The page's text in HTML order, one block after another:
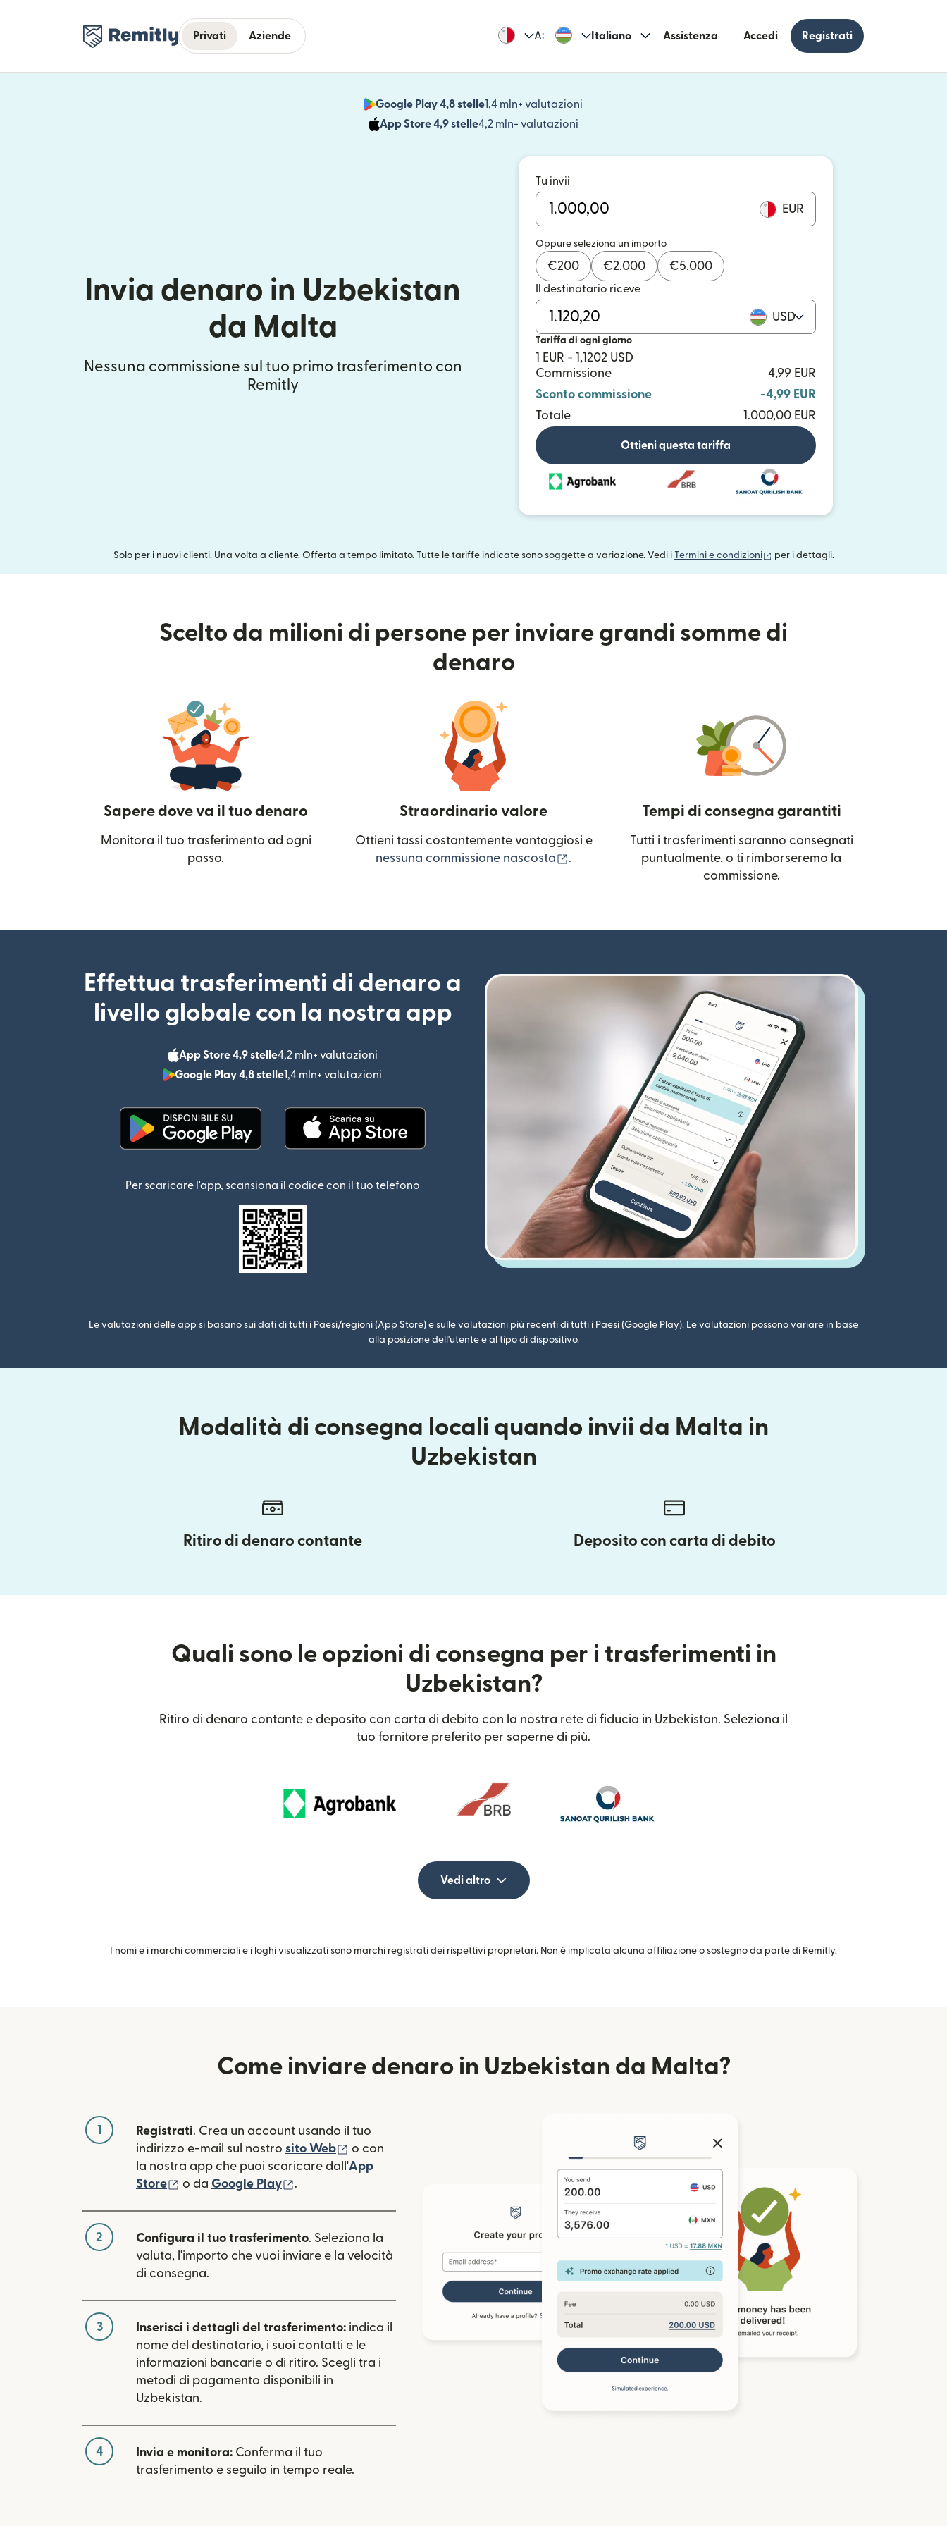
Privati Aziende A: Italiano Assistenza Accedi Registrati
Google Play 4,8 stelle1,4 mln+ valutazioni
App Store 4,9 stelle4,2 mln+ valutazioni
Invia denaro in Uzbekistan
da Malta
Nessuna commissione sul tuo primo trasferimento con
Remitly
Tu invii
EUR
Oppure seleziona un importo
€200 €2.000 €5.000
Il destinatario riceve
USD
Tariffa di ogni giorno
1 EUR = 1,1202 USD
Commissione
4,99 EUR
Sconto commissione
-4,99 EUR
Totale
1.000,00 EUR
Ottieni questa tariffa
Solo per i nuovi clienti. Una volta a cliente. Offerta a tempo limitato. Tutte le tariffe indicate sono soggette a variazione. Vedi i Termini e condizioni (si apre in una nuova finestra)
per i dettagli.
Scelto da milioni di persone per inviare grandi somme di
denaro
Sapere dove va il tuo denaro
Monitora il tuo trasferimento ad ogni
passo.
Straordinario valore
Ottieni tassi costantemente vantaggiosi e
nessuna commissione nascosta
(si apre in una nuova finestra)
.
Tempi di consegna garantiti
Tutti i trasferimenti saranno consegnati
puntualmente, o ti rimborseremo la
commissione.
Effettua trasferimenti di denaro a
livello globale con la nostra app
App Store 4,9 stelle4,2 mln+ valutazioni
Google Play 4,8 stelle1,4 mln+ valutazioni
Per scaricare l'app, scansiona il codice con il tuo telefono
Le valutazioni delle app si basano sui dati di tutti i Paesi/regioni (App Store) e sulle valutazioni più recenti di tutti i Paesi (Google Play). Le valutazioni possono variare in base
alla posizione dell'utente e al tipo di dispositivo.
Modalità di consegna locali quando invii da Malta in
Uzbekistan
Ritiro di denaro contante Deposito con carta di debito
Quali sono le opzioni di consegna per i trasferimenti in
Uzbekistan?
Ritiro di denaro contante e deposito con carta di debito con la nostra rete di fiducia in Uzbekistan. Seleziona il
tuo fornitore preferito per saperne di più.
Vedi altro
I nomi e i marchi commerciali e i loghi visualizzati sono marchi registrati dei rispettivi proprietari. Non è implicata alcuna affiliazione o sostegno da parte di Remitly.
Come inviare denaro in Uzbekistan da Malta?
1 Registrati. Crea un account usando il tuo
indirizzo e-mail sul nostro sito Web (si apre in una nuova finestra)
o con
la nostra app che puoi scaricare dall'App
Store
(si apre in una nuova finestra)
o da Google Play .
2 Configura il tuo trasferimento. Seleziona la
valuta, l'importo che vuoi inviare e la velocità
di consegna.
3 Inserisci i dettagli del trasferimento: indica il
nome del destinatario, i suoi contatti e le
informazioni bancarie o di ritiro. Scegli tra i
metodi di pagamento disponibili in
Uzbekistan.
4 Invia e monitora: Conferma il tuo
trasferimento e seguilo in tempo reale.